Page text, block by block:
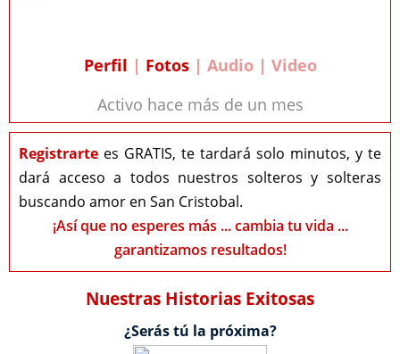
Perfil | Fotos| Audio | Video
Activo hace más de un mes
Registrarte es GRATIS, te tardará solo minutos, y te
dará acceso a todos nuestros solteros y solteras
buscando amor en San Cristobal.
¡Así que no esperes más ... cambia tu vida ...
garantizamos resultados!
Nuestras Historias Exitosas
¿Serás tú la próxima?